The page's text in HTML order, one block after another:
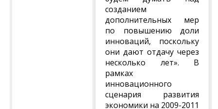
созданием
дополнительных мер
по повышению доли
инноваций, поскольку
они дают отдачу через
несколько лет». В
рамках
инновационного
сценария развития
экономики на 2009-2011